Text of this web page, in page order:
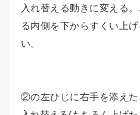
入れ替える動きに変える
る内側を下からすくい上
い。
②の左ひじに右手を添えた